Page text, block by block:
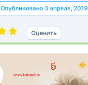
Опубликовано 3 апреля, 2019
Оценить